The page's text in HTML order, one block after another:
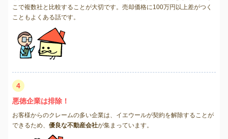
こで複数社と比較することが大切です。売却価格に100万円以上差がつく
こともよくある話です。
4
悪徳企業は排除！
お客様からのクレームの多い企業は、イエウールが契約を解除することが
できるため、 優良な不動産会社が集まっています。